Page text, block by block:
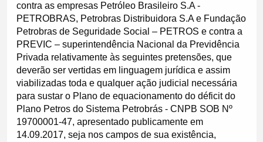
contra as empresas Petróleo Brasileiro S.A -
PETROBRAS, Petrobras Distribuidora S.A e Fundação
Petrobras de Seguridade Social – PETROS e contra a
PREVIC – superintendência Nacional da Previdência
Privada relativamente às seguintes pretensões, que
deverão ser vertidas em linguagem jurídica e assim
viabilizadas toda e qualquer ação judicial necessária
para sustar o Plano de equacionamento do déficit do
Plano Petros do Sistema Petrobrás - CNPB SOB Nº
19700001-47, apresentado publicamente em
14.09.2017, seja nos campos de sua existência,